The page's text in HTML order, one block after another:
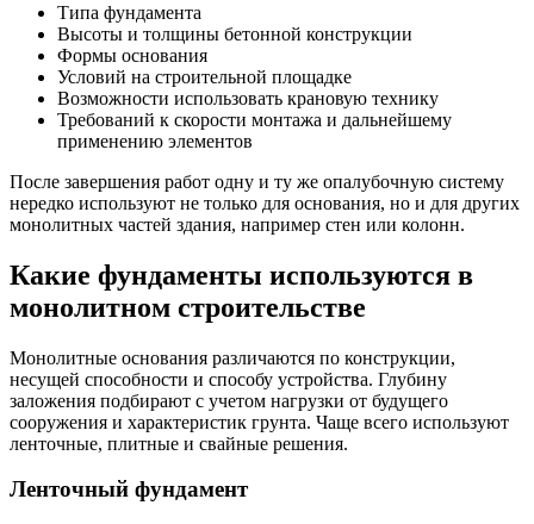
Типа фундамента
Высоты и толщины бетонной конструкции
Формы основания
Условий на строительной площадке
Возможности использовать крановую технику
Требований к скорости монтажа и дальнейшему
применению элементов
После завершения работ одну и ту же опалубочную систему
нередко используют не только для основания, но и для других
монолитных частей здания, например стен или колонн.
Какие фундаменты используются в
монолитном строительстве
Монолитные основания различаются по конструкции,
несущей способности и способу устройства. Глубину
заложения подбирают с учетом нагрузки от будущего
сооружения и характеристик грунта. Чаще всего используют
ленточные, плитные и свайные решения.
Ленточный фундамент